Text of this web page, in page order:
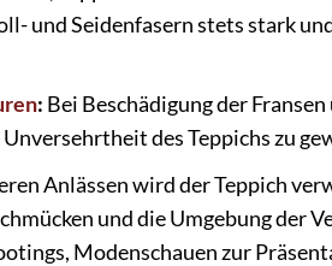
und Seidenfasern stets stark
: Bei Beschädigung der
des Teppichs zu
Anlässen wird der Teppich
und die Umgebung der
Modenschauen zur